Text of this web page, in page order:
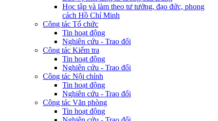
Học tập và làm theo tư tưởng, đạo đức, phong
cách Hồ Chí Minh
Công tác Tổ chức
Tin hoạt động
Nghiên cứu - Trao đổi
Công tác Kiểm tra
Tin hoạt động
Nghiên cứu - Trao đổi
Công tác Nội chính
Tin hoạt động
Nghiên cứu - Trao đổi
Công tác Văn phòng
Tin hoạt động